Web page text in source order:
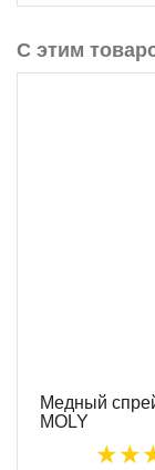
С этим
Медный
MOLY